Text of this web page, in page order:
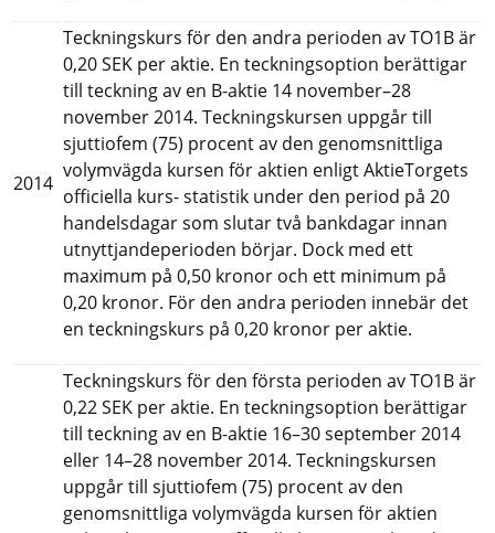
2014
Teckningskurs för den andra perioden av TO1B är
0,20 SEK per aktie. En teckningsoption berättigar
till teckning av en B-aktie 14 november–28
november 2014. Teckningskursen uppgår till
sjuttiofem (75) procent av den genomsnittliga
volymvägda kursen för aktien enligt AktieTorgets
officiella kurs- statistik under den period på 20
handelsdagar som slutar två bankdagar innan
utnyttjandeperioden börjar. Dock med ett
maximum på 0,50 kronor och ett minimum på
0,20 kronor. För den andra perioden innebär det
en teckningskurs på 0,20 kronor per aktie.
Teckningskurs för den första perioden av TO1B är
0,22 SEK per aktie. En teckningsoption berättigar
till teckning av en B-aktie 16–30 september 2014
eller 14–28 november 2014. Teckningskursen
uppgår till sjuttiofem (75) procent av den
genomsnittliga volymvägda kursen för aktien